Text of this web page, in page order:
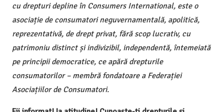
cu drepturi depline în Consumers International, este o
asociație de consumatori neguvernamentală, apolitică,
reprezentativă, de drept privat, fără scop lucrativ, cu
patrimoniu distinct și indivizibil, independentă, întemeiată
pe principii democratice, ce apără drepturile
consumatorilor – membră fondatoare a Federației
Asociațiilor de Consumatori.